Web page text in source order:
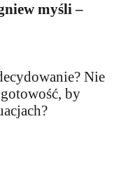
myśli –
Nie
by